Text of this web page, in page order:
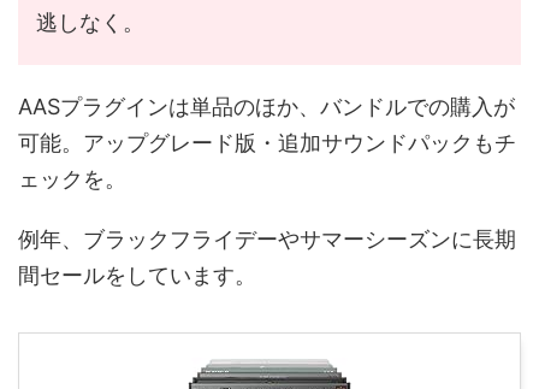
逃しなく。
AASプラグインは単品のほか、バンドルでの購入が
可能。アップグレード版・追加サウンドパックもチ
ェックを。
例年、ブラックフライデーやサマーシーズンに長期
間セールをしています。